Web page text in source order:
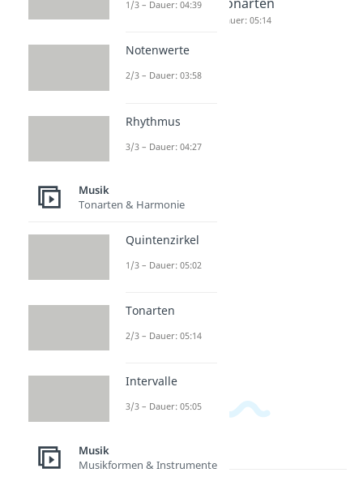
Dauer: 04:27 Dauer: 05:14
1/3 – Dauer: 04:39
Notenwerte
2/3 – Dauer: 03:58
Rhythmus
3/3 – Dauer: 04:27
Musik
Tonarten & Harmonie
Quintenzirkel
1/3 – Dauer: 05:02
Tonarten
2/3 – Dauer: 05:14
Intervalle
3/3 – Dauer: 05:05
Musik
Musikformen & Instrumente